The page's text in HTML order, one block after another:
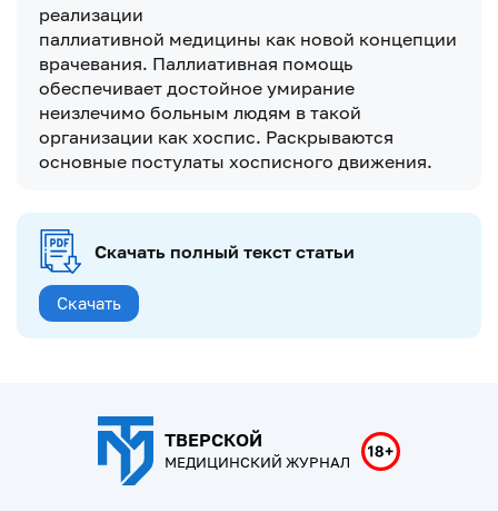
реализации
паллиативной медицины как новой концепции
врачевания. Паллиативная помощь
обеспечивает достойное умирание
неизлечимо больным людям в такой
организации как хоспис. Раскрываются
основные постулаты хосписного движения.
Скачать полный текст статьи
Скачать
ТВЕРСКОЙ
МЕДИЦИНСКИЙ ЖУРНАЛ